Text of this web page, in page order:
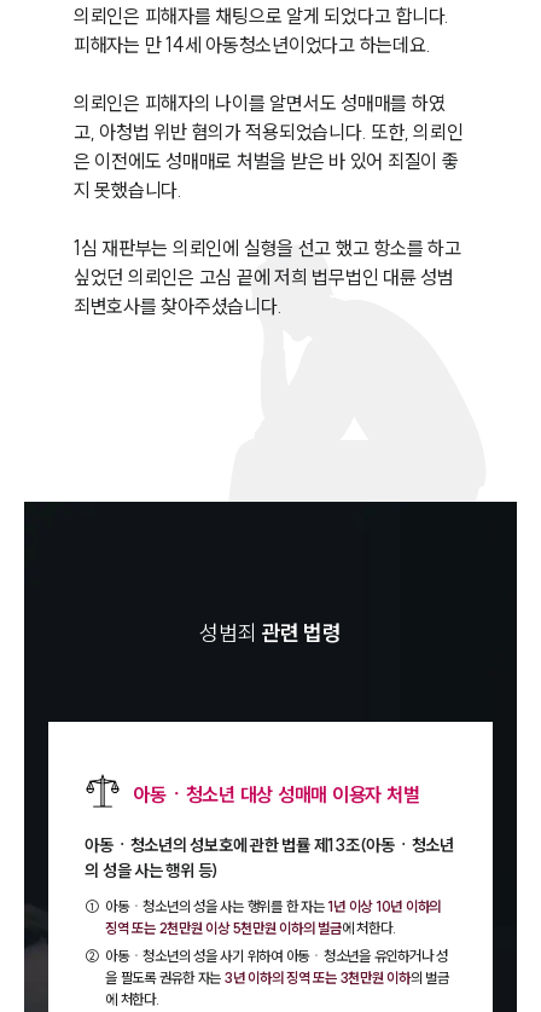
의뢰인은 피해자를 채팅으로 알게 되었다고 합니다.
피해자는 만 14세 아동청소년이었다고 하는데요.
의뢰인은 피해자의 나이를 알면서도 성매매를 하였
고, 아청법 위반 혐의가 적용되었습니다. 또한, 의뢰인
은 이전에도 성매매로 처벌을 받은 바 있어 죄질이 좋
지 못했습니다.
1심 재판부는 의뢰인에 실형을 선고 했고 항소를 하고
싶었던 의뢰인은 고심 끝에 저희 법무법인 대륜 성범
죄변호사를 찾아주셨습니다.
성범죄 관련 법령
아동ㆍ청소년 대상 성매매 이용자 처벌
아동ㆍ청소년의 성보호에 관한 법률 제13조(아동ㆍ청소년
의 성을 사는 행위 등)
① 아동ㆍ청소년의 성을 사는 행위를 한 자는1년 이상 10년 이하의
징역 또는 2천만원 이상 5천만원 이하의 벌금에 처한다.
② 아동ㆍ청소년의 성을 사기 위하여 아동ㆍ청소년을 유인하거나 성
을 팔도록 권유한 자는 3년 이하의 징역 또는 3천만원 이하의 벌금
에 처한다.